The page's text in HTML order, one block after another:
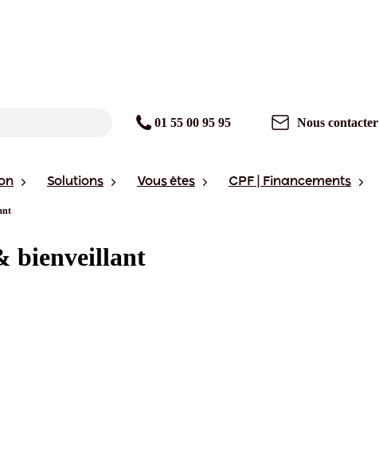
01 55 00 95 95 Nous contacter
Solutions Vous êtes CPF | Financements
bienveillant